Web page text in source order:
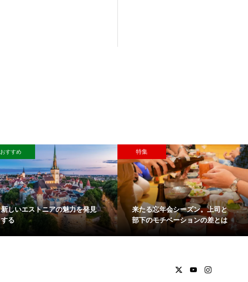
おすすめ
新しいエストニアの魅力を発見
する
特集
来たる忘年会シーズン。上司と
部下のモチベーションの差とは